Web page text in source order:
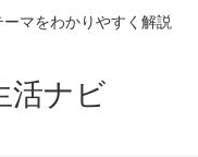
マをわかりやすく解説
活ナビ